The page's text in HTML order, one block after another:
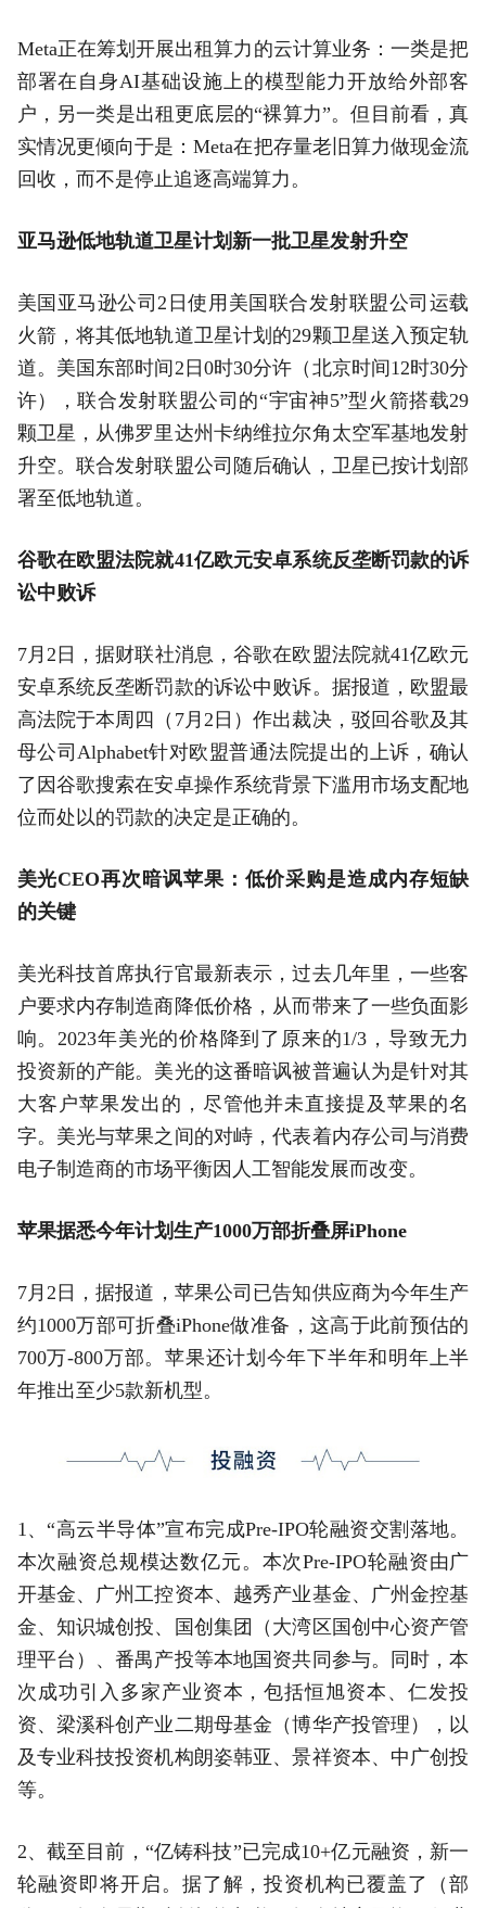
Meta正在筹划开展出租算力的云计算业务：一类是把
部署在自身AI基础设施上的模型能力开放给外部客
户，另一类是出租更底层的“裸算力”。但目前看，真
实情况更倾向于是：Meta在把存量老旧算力做现金流
回收，而不是停止追逐高端算力。
亚马逊低地轨道卫星计划新一批卫星发射升空
美国亚马逊公司2日使用美国联合发射联盟公司运载
火箭，将其低地轨道卫星计划的29颗卫星送入预定轨
道。美国东部时间2日0时30分许（北京时间12时30分
许），联合发射联盟公司的“宇宙神5”型火箭搭载29
颗卫星，从佛罗里达州卡纳维拉尔角太空军基地发射
升空。联合发射联盟公司随后确认，卫星已按计划部
署至低地轨道。
谷歌在欧盟法院就41亿欧元安卓系统反垄断罚款的诉
讼中败诉
7月2日，据财联社消息，谷歌在欧盟法院就41亿欧元
安卓系统反垄断罚款的诉讼中败诉。据报道，欧盟最
高法院于本周四（7月2日）作出裁决，驳回谷歌及其
母公司Alphabet针对欧盟普通法院提出的上诉，确认
了因谷歌搜索在安卓操作系统背景下滥用市场支配地
位而处以的罚款的决定是正确的。
美光CEO再次暗讽苹果：低价采购是造成内存短缺
的关键
美光科技首席执行官最新表示，过去几年里，一些客
户要求内存制造商降低价格，从而带来了一些负面影
响。2023年美光的价格降到了原来的1/3，导致无力
投资新的产能。美光的这番暗讽被普遍认为是针对其
大客户苹果发出的，尽管他并未直接提及苹果的名
字。美光与苹果之间的对峙，代表着内存公司与消费
电子制造商的市场平衡因人工智能发展而改变。
苹果据悉今年计划生产1000万部折叠屏iPhone
7月2日，据报道，苹果公司已告知供应商为今年生产
约1000万部可折叠iPhone做准备，这高于此前预估的
700万-800万部。苹果还计划今年下半年和明年上半
年推出至少5款新机型。
1、“高云半导体”宣布完成Pre-IPO轮融资交割落地。
本次融资总规模达数亿元。本次Pre-IPO轮融资由广
开基金、广州工控资本、越秀产业基金、广州金控基
金、知识城创投、国创集团（大湾区国创中心资产管
理平台）、番禺产投等本地国资共同参与。同时，本
次成功引入多家产业资本，包括恒旭资本、仁发投
资、梁溪科创产业二期母基金（博华产投管理），以
及专业科技投资机构朗姿韩亚、景祥资本、中广创投
等。
2、截至目前，“亿铸科技”已完成10+亿元融资，新一
轮融资即将开启。据了解，投资机构已覆盖了（部